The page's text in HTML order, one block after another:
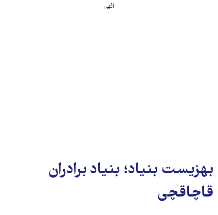
آگهی
بهزیست بنیاد؛ بنیاد برادران
قاچاقچی